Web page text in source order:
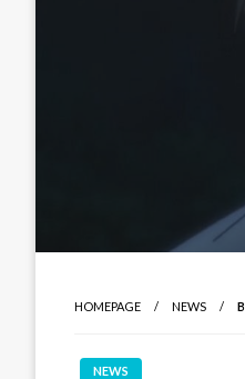
HOMEPAGE NEWS
NEWS